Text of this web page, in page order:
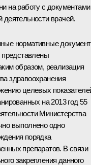
на работу с документами
деятельности врачей.
нормативные
представлены
образом, реализация
здравоохранения
целевых
на 2013 год 55
Министерства
выполнено одно
порядка
препаратов. В связи
закрепления данного